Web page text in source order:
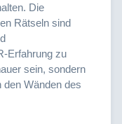
Die
Rätseln sind
Erfahrung zu
sein, sondern
Wänden des